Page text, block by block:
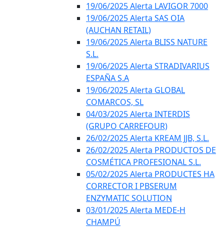
19/06/2025 Alerta LAVIGOR 7000
19/06/2025 Alerta SAS OIA
(AUCHAN RETAIL)
19/06/2025 Alerta BLISS NATURE
S.L.
19/06/2025 Alerta STRADIVARIUS
ESPAÑA S.A
19/06/2025 Alerta GLOBAL
COMARCOS, SL
04/03/2025 Alerta INTERDIS
(GRUPO CARREFOUR)
26/02/2025 Alerta KREAM JJB, S.L.
26/02/2025 Alerta PRODUCTOS DE
COSMÉTICA PROFESIONAL S.L.
05/02/2025 Alerta PRODUCTES HA
CORRECTOR I PBSERUM
ENZYMATIC SOLUTION
03/01/2025 Alerta MEDE-H
CHAMPÚ